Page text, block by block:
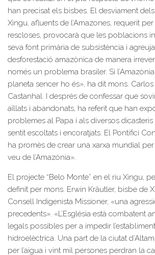
han precisat els bisbes. El desviament
Xingu, afluents de l’Amazones, requerit
rescloses, provocarà que les poblacions
seva font primària de subsistència i
desforestació amazònica de manera
només un problema brasiler. Si
planeta sencer ho és», ha dit mons.
Castanhal. I després de confessar que
aïllats i abandonats, ha referit que han
problemes al Papa i als diversos dicasteris
sentit escoltats i encoratjats. El Pontifici
ha promès de crear una xarxa mundial
veu de l’Amazònia».
El projecte “Belo Monte” en el riu Xingu,
definit per mons. Erwin Kräutler, bisbe de
Consell Indigenista Missioner, «una
precedents». «L’Església està combatent
legals possibles per a impedir
hidroelèctrica. Una part de la ciutat
per l’aigua i vint mil persones perdran la